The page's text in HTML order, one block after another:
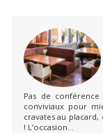
Pas de
conviviaux pour
cravates au
! L’occasion...